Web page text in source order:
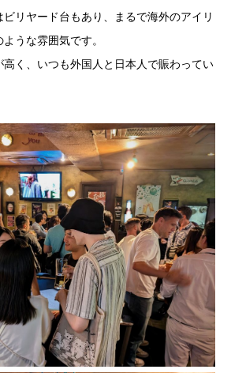
リヤード台もあり、まるで海外のアイリ
うな雰囲気です。
く、いつも外国人と日本人で賑わってい